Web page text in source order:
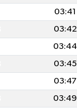
03:41
03:42
03:44
03:45
03:47
03:49